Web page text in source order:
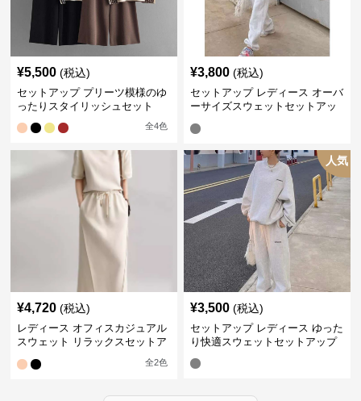
¥5,500 (税込)
セットアップ プリーツ模様のゆ
ったりスタイリッシュセット
全4色
¥3,800 (税込)
セットアップ レディース オーバ
ーサイズスウェットセットアッ
¥4,720 (税込)
レディース オフィスカジュアル
スウェット リラックスセットア
全2色
人気
¥3,500 (税込)
セットアップ レディース ゆった
り快適スウェットセットアップ